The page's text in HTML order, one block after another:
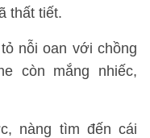
thất tiết.
nỗi oan với chồng
còn mắng nhiếc,
nàng tìm đến cái